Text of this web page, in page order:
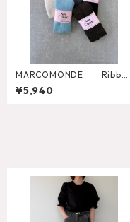
MARCOMONDE
Tights
¥5,940